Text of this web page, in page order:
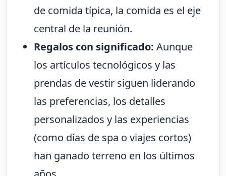
de comida típica, la comida es el eje
central de la reunión.
Regalos con significado: Aunque
los artículos tecnológicos y las
prendas de vestir siguen liderando
las preferencias, los detalles
personalizados y las experiencias
(como días de spa o viajes cortos)
han ganado terreno en los últimos